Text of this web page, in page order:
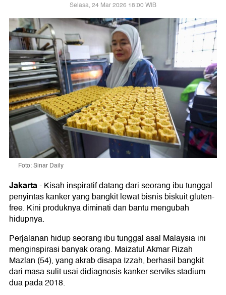
Selasa, 24 Mar 2026 18:00 WIB
Foto: Sinar Daily
Jakarta-Kisah inspiratif datang dari seorang ibu tunggal
penyintas kanker yang bangkit lewat bisnis biskuit gluten-
free. Kini produknya diminati dan bantu mengubah
hidupnya.
Perjalanan hidup seorang ibu tunggal asal Malaysia ini
menginspirasi banyak orang. Maizatul Akmar Rizah
Mazlan (54), yang akrab disapa Izzah, berhasil bangkit
dari masa sulit usai didiagnosis kanker serviks stadium
dua pada 2018.